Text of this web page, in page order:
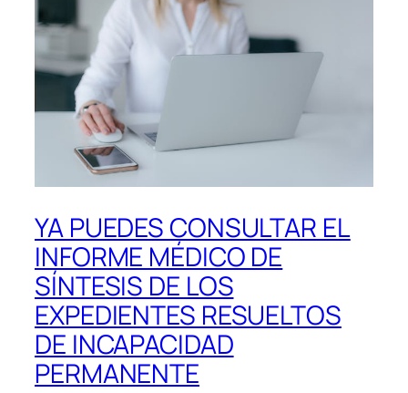
YA PUEDES CONSULTAR EL
INFORME MÉDICO DE
SÍNTESIS DE LOS
EXPEDIENTES RESUELTOS
DE INCAPACIDAD
PERMANENTE